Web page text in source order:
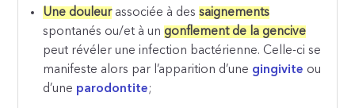
Une douleurassociée à dessaignements
spontanés ou/et à un gonflement de la gencive
peut révéler une infection bactérienne. Celle-ci se
manifeste alors par l’apparition d’une gingivite ou
d’une parodontite;